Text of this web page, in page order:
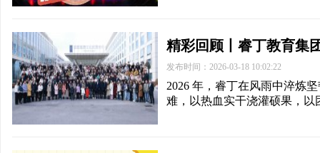
精彩回顾丨睿丁教育集
发布时间：2026-03-18 10:02:22
2026 年，睿丁在风雨中淬炼
难，以热血实干浇灌硕果，